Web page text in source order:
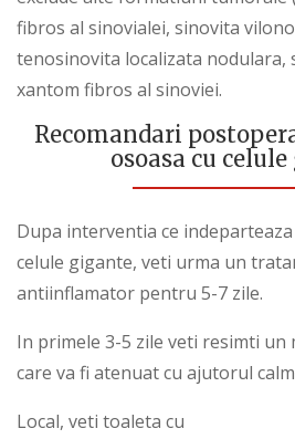
fibros al sinovialei, sinovita
tenosinovita localizata nodulara,
xantom fibros al sinoviei.
Recomandari
osoasa cu
Dupa interventia ce
celule gigante, veti urma un
antiinflamator pentru 5-7 zile.
In primele 3-5 zile veti resimti un
care va fi atenuat cu ajutorul
Local, veti toaleta cu